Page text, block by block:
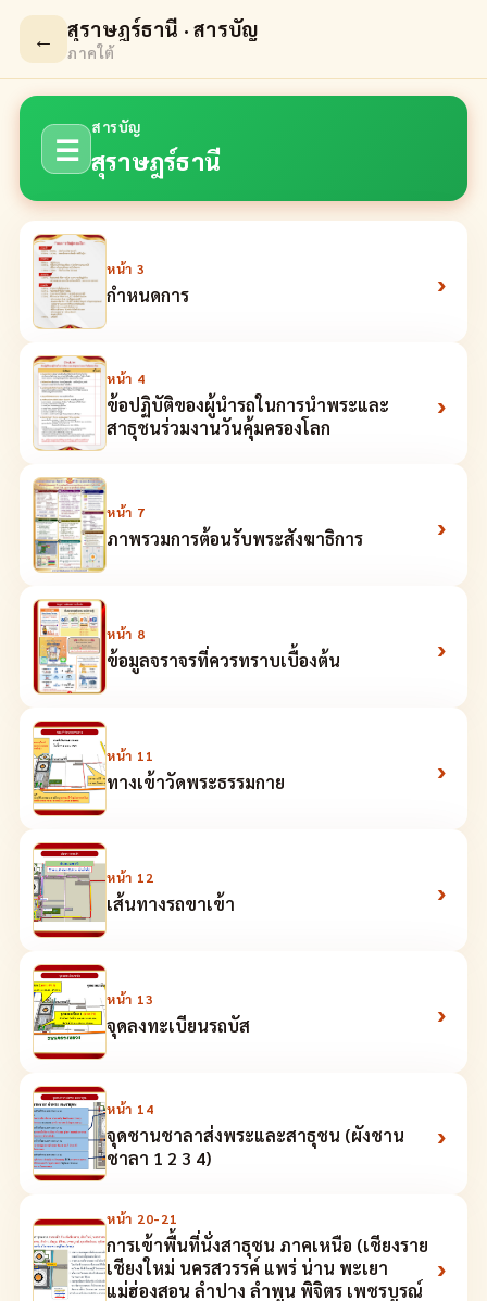
← สุราษฎร์ธานี · สารบัญ
ภาคใต้
☰
สารบัญ
สุราษฎร์ธานี
หน้า 3
กำหนดการ ›
หน้า 4
ข้อปฏิบัติของผู้นำรถในการนำพระและ
สาธุชนร่วมงานวันคุ้มครองโลก
›
หน้า 7
ภาพรวมการต้อนรับพระสังฆาธิการ ›
หน้า 8
ข้อมูลจราจรที่ควรทราบเบื้องต้น ›
หน้า 11
ทางเข้าวัดพระธรรมกาย ›
หน้า 12
เส้นทางรถขาเข้า ›
หน้า 13
จุดลงทะเบียนรถบัส ›
หน้า 14
จุดชานชาลาส่งพระและสาธุชน (ผังชาน
ชาลา 1 2 3 4)
›
หน้า 20-21
การเข้าพื้นที่นั่งสาธุชน ภาคเหนือ (เชียงราย
เชียงใหม่ นครสวรรค์ แพร่ น่าน พะเยา
แม่ฮ่องสอน ลำปาง ลำพูน พิจิตร เพชรบูรณ์
›